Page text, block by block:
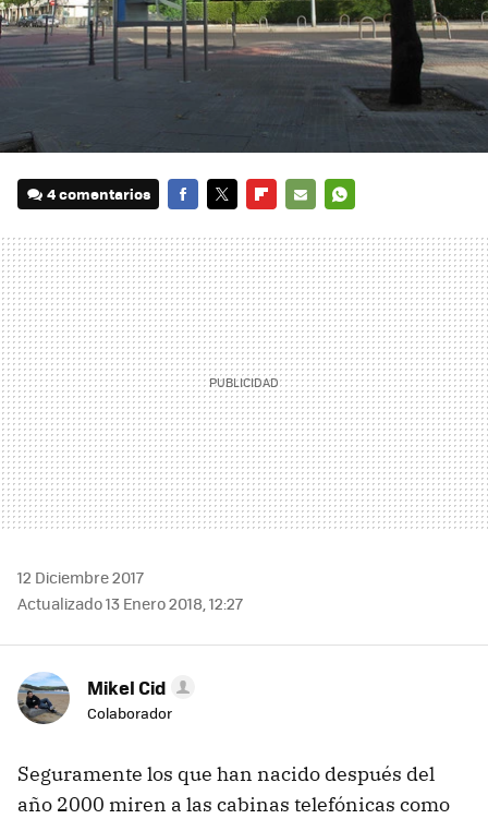
4 comentarios
MAIL
12 Diciembre 2017
Actualizado 13 Enero 2018, 12:27
Mikel Cid
Colaborador
Seguramente los que han nacido después del
año 2000 miren a las cabinas telefónicas como